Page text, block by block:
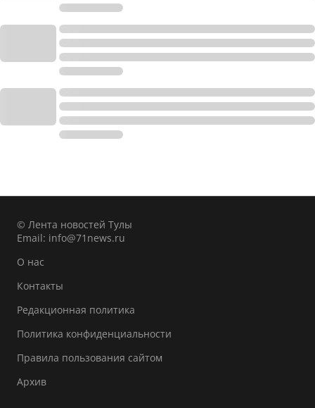
© Лента новостей Тулы
Email: info@71news.ru
О нас
Контакты
Редакционная политика
Политика конфиденциальности
Правила пользования сайтом
Архив